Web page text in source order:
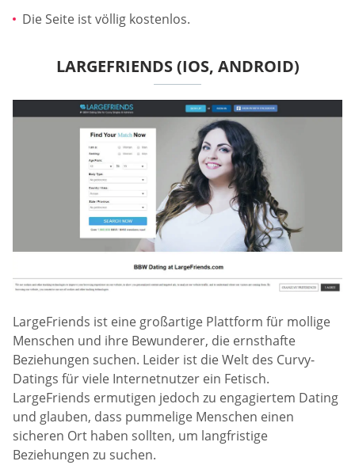
Die Seite ist völlig kostenlos.
LARGEFRIENDS (IOS, ANDROID)
LargeFriends ist eine großartige Plattform für mollige
Menschen und ihre Bewunderer, die ernsthafte
Beziehungen suchen. Leider ist die Welt des Curvy-
Datings für viele Internetnutzer ein Fetisch.
LargeFriends ermutigen jedoch zu engagiertem Dating
und glauben, dass pummelige Menschen einen
sicheren Ort haben sollten, um langfristige
Beziehungen zu suchen.